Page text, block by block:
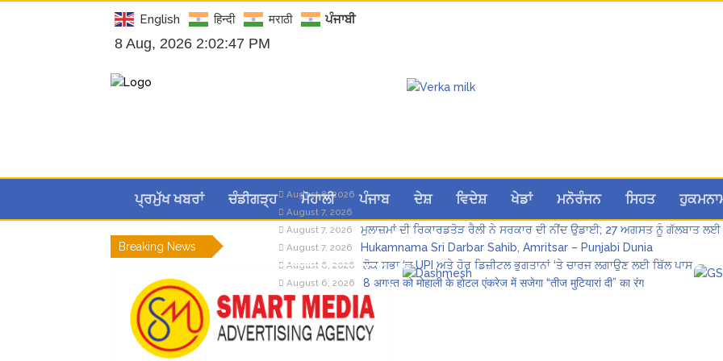
English हिन्दी मराठी ਪੰਜਾਬੀ
8 Aug, 2026 2:02:47 PM
ਪ੍ਰਮੁੱਖ ਖਬਰਾਂ ਚੰਡੀਗੜ੍ਹ ਮੋਹਾਲੀ ਪੰਜਾਬ ਦੇਸ਼ ਵਿਦੇਸ਼ ਖੇਡਾਂ ਮਨੋਰੰਜਨ ਸਿਹਤ
Breaking News
August 8, 2026 Hukamnama Sri Darbar Sahib, Amritsar – Punjabi Dunia
August 7, 2026
August 7, 2026 ਮੁਲਾਜ਼ਮਾਂ ਦੀ ਰਿਕਾਰਡਤੋੜ ਰੈਲੀ ਨੇ ਸਰਕਾਰ ਦੀ ਨੀਂਦ ਉਡਾਈ; 27 ਅਗਸਤ ਨੂੰ ਗੱਲਬਾਤ ਲਈ
August 7, 2026 Hukamnama Sri Darbar Sahib, Amritsar – Punjabi Dunia
August 6, 2026 ਲੋਕ ਸਭਾ ‘ਚ UPI ਅਤੇ ਹੋਰ ਡਿਜ਼ੀਟਲ ਭੁਗਤਾਨਾਂ ‘ਤੇ ਚਾਰਜ ਲਗਾਉਣ ਲਈ ਬਿੱਲ ਪਾਸ
August 6, 2026 8 अगस्त को मोहाली के होटल एंकरेज में सजेगा “तीज मुटियारां दी” का रंग